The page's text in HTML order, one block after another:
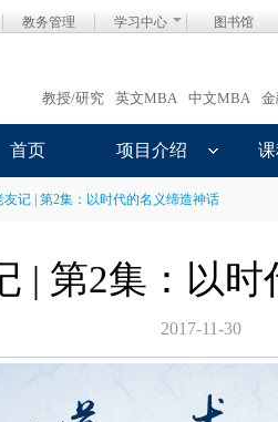
教务管理 学习中心 图书馆
教授/研究 英文MBA 中文MBA
首页 项目介绍
友记 | 第2集：以时代的名义缔造神话
| 第2集：以
2017-11-30